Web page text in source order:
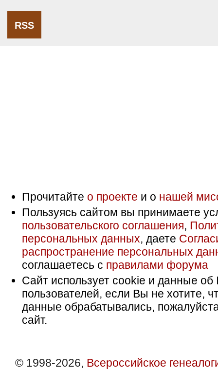
RSS
Прочитайте о проекте и о нашей
Пользуясь сайтом вы принимаете
пользовательского соглашения,
персональных данных, даете
распространение персональных
соглашаетесь с правилами форума
Сайт использует cookie и данные об
пользователей, если Вы не хотите,
данные обрабатывались,
сайт.
© 1998-2026, Всероссийское